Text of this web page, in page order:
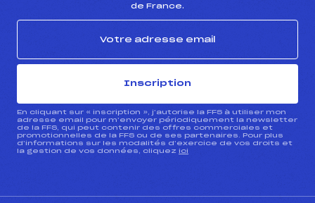
de France.
Inscription
En cliquant sur « inscription », j’autorise la FFS à utiliser mon
adresse email pour m’envoyer périodiquement la newsletter
de la FFS, qui peut contenir des offres commerciales et
promotionnelles de la FFS ou de ses partenaires. Pour plus
d’informations sur les modalités d’exercice de vos droits et
la gestion de vos données, cliquez ici